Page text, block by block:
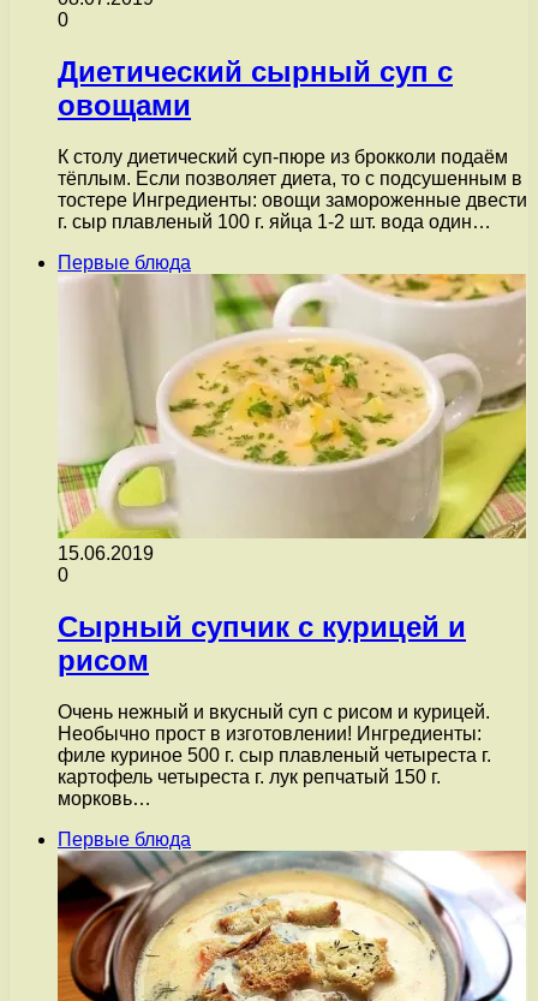
0
Диетический сырный суп с
овощами
К столу диетический суп-пюре из брокколи подаём
тёплым. Если позволяет диета, то с подсушенным в
тостере Ингредиенты: овощи замороженные двести
г. сыр плавленый 100 г. яйца 1-2 шт. вода один…
Первые блюда
15.06.2019
0
Сырный супчик с курицей и
рисом
Очень нежный и вкусный суп с рисом и курицей.
Необычно прост в изготовлении! Ингредиенты:
филе куриное 500 г. сыр плавленый четыреста г.
картофель четыреста г. лук репчатый 150 г.
морковь…
Первые блюда